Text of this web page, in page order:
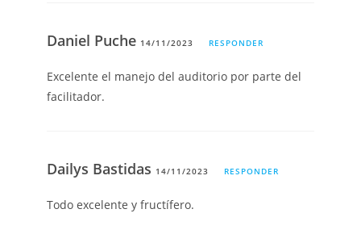
Daniel Puche 14/11/2023 RESPONDER
Excelente el manejo del auditorio por parte del
facilitador.
Dailys Bastidas 14/11/2023 RESPONDER
Todo excelente y fructífero.